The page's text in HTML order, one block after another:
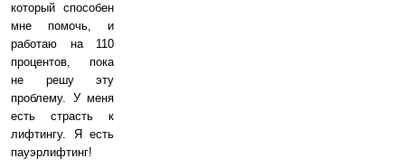
который способен
мне помочь, и
работаю на 110
процентов, пока
не решу эту
проблему. У меня
есть страсть к
лифтингу. Я есть
пауэрлифтинг!